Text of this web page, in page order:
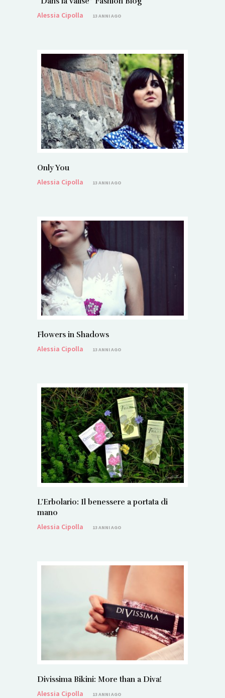
Alessia Cipolla
13 ANNI AGO
Only You
Alessia Cipolla
13 ANNI AGO
Flowers in Shadows
Alessia Cipolla
13 ANNI AGO
L’Erbolario: Il benessere a portata di
mano
Alessia Cipolla
13 ANNI AGO
Divissima Bikini: More than a Diva!
Alessia Cipolla
13 ANNI AGO